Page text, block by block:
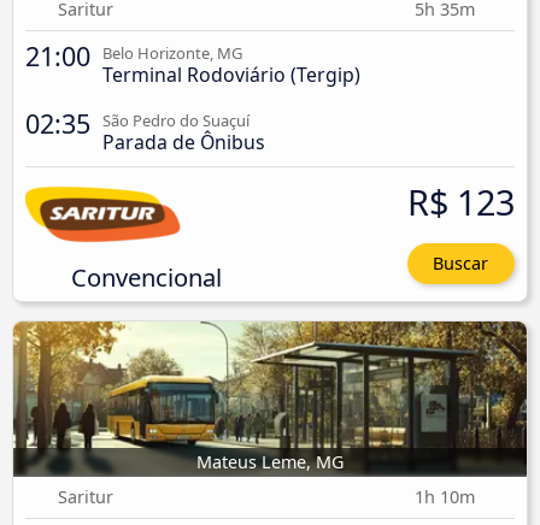
Saritur
5h 35m
21:00 Belo Horizonte, MG
Terminal Rodoviário (Tergip)
02:35 São Pedro do Suaçuí
Parada de Ônibus
Convencional
R$ 123
Buscar
Mateus Leme, MG
Saritur
1h 10m